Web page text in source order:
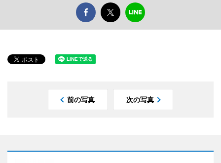
前の写真 次の写真